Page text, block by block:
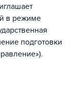
в режиме
подготовки